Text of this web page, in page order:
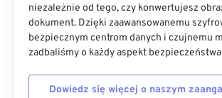
niezależnie od tego, czy konwertujesz
dokument. Dzięki zaawansowanemu
bezpiecznym centrom danych i czujnemu
zadbaliśmy o każdy aspekt
Dowiedz się więcej o naszym